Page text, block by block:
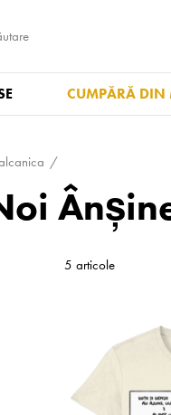
CUMPĂRĂ DIN
5 articole